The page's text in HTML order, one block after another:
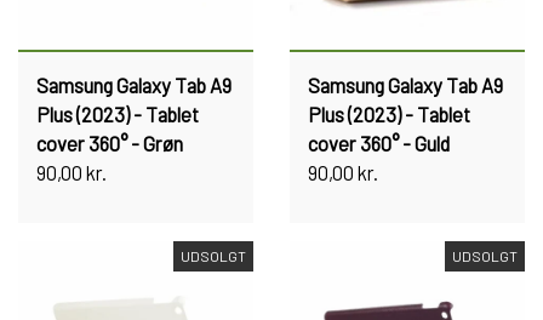
Samsung Galaxy Tab A9
Plus (2023) - Tablet
cover 360° - Grøn
90,00 kr.
Samsung Galaxy Tab A9
Plus (2023) - Tablet
cover 360° - Guld
90,00 kr.
UDSOLGT UDSOLGT